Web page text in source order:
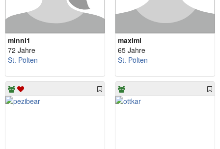
minni1
72 Jahre
St. Pölten
maximi
65 Jahre
St. Pölten